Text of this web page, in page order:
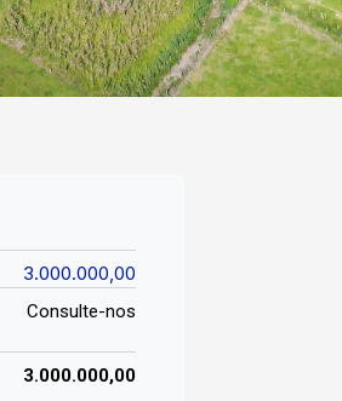
3.000.000,00
Consulte-nos
3.000.000,00